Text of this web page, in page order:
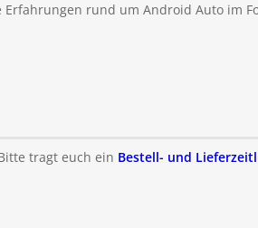
rund um Android Auto im
tragt euch ein Bestell- und